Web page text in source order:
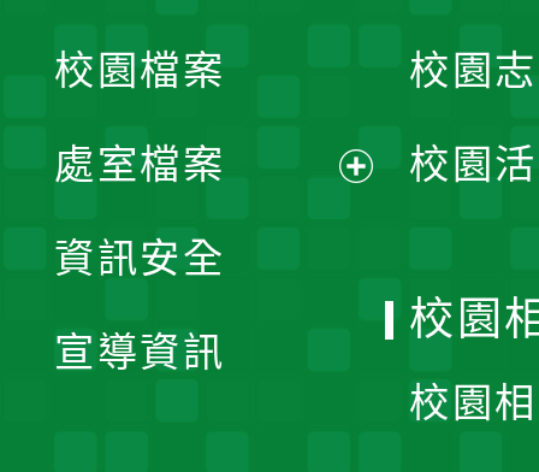
單
校園檔案
處室檔案
資訊安全
宣導資訊
校園
校園
校園
校園